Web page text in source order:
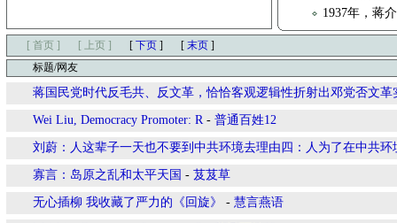
1937年，蒋
[ 首页 ] [ 上页 ] [ 下页 ] [ 末页 ]
标题/网友
蒋国民党时代反毛共、反文革，恰恰客观逻辑性折射出邓党否文
Wei Liu, Democracy Promoter: R- 普通百姓12
刘蔚：人这辈子一天也不要到中共环境去理由四：人为了在中共环
寡言：岛原之乱和太平天国 - 芨芨草
无心插柳 我收藏了严力的《回旋》 - 慧言燕语